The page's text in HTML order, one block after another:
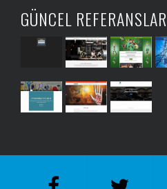
GÜNCEL REFERANSLAR